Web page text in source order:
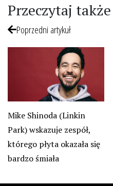
Przeczytaj także
Poprzedni artykuł
Mike Shinoda (Linkin
Park) wskazuje zespół,
którego płyta okazała się
bardzo śmiała